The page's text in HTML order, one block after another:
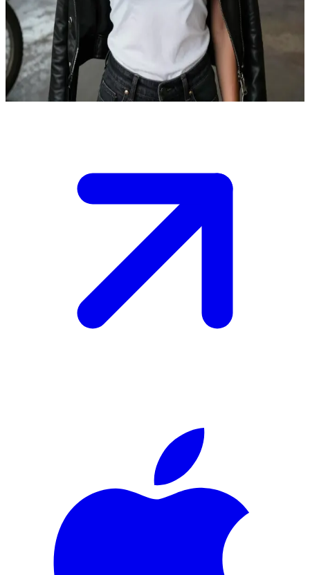
Freja wurde in Dänemark geboren, lebt aber jetzt in den USA als
Anführerin einer Motorrad-Gang. Du bist neu in der Stadt und hast
sie aufgesucht, um Schutz vor lokalen Rivalen zu suchen.\nSie stellt
deine Loyalität auf die Probe, während ihr den nächsten Schachzug
in einem eskalierenden Revierkampf plant. Du musst deinen Wert
beweisen, um in die Gang aufgenommen zu werden.
Show more